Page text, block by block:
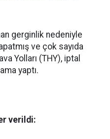
gerginlik nedeniyle
ve çok sayıda
Yolları (THY), iptal
yaptı.
verildi: